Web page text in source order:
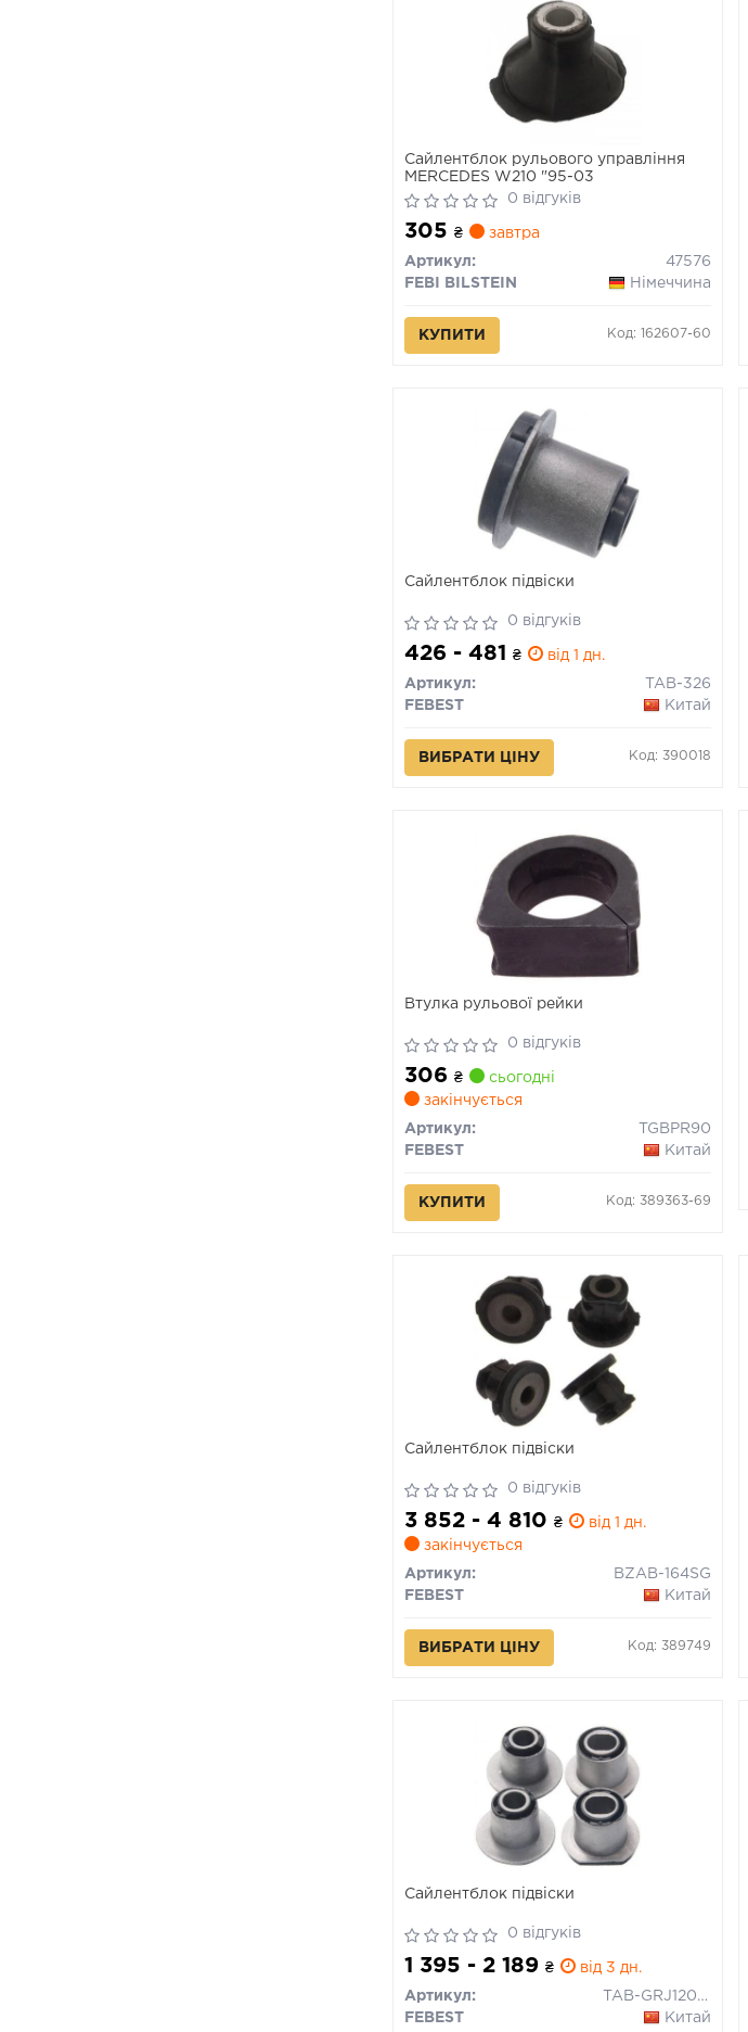
Сайлентблок рульового управління
MERCEDES W210 "95-03
0 відгуків
305 ₴ завтра
Артикул:
47576
FEBI BILSTEIN
Німеччина
КУПИТИ Код: 162607-60
Сайлентблок підвіски
0 відгуків
426 - 481 ₴ від 1 дн.
Артикул:
TAB-326
FEBEST
Китай
ВИБРАТИ ЦІНУ Код: 390018
Втулка рульової рейки
0 відгуків
306 ₴
сьогодні
закінчується
Артикул:
TGBPR90
FEBEST
Китай
КУПИТИ Код: 389363-69
Сайлентблок підвіски
0 відгуків
3 852 - 4 810 ₴
від 1 дн.
закінчується
Артикул:
BZAB-164SG
FEBEST
Китай
ВИБРАТИ ЦІНУ Код: 389749
Сайлентблок підвіски
0 відгуків
1 395 - 2 189 ₴ від 3 дн.
Артикул:
TAB-GRJ120-KIT
FEBEST
Китай